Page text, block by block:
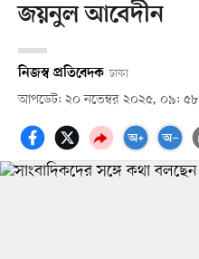
জয়নুল আবেদীন
নিজস্ব প্রতিবেদক ঢাকা
আপডেট: ২০ নভেম্বর ২০২৫, ০৯: ৫৮